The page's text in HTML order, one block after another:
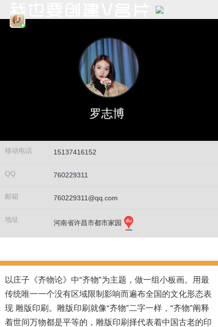
罗志博
移动电话 15137416152
QQ 760229311
邮箱 760229311@qq.com
地址 河南省许昌市都市家园
以庄子《齐物论》中“齐物”为主题，做一组小板画。用最
传统唯一一个没有区域限制影响而遍布全国的文化形态表
现 雕版印刷。雕版印刷就像“齐物”二字一样，“齐物”阐释
着世间万物都是平等的，雕版印刷择代表着中国古老的印